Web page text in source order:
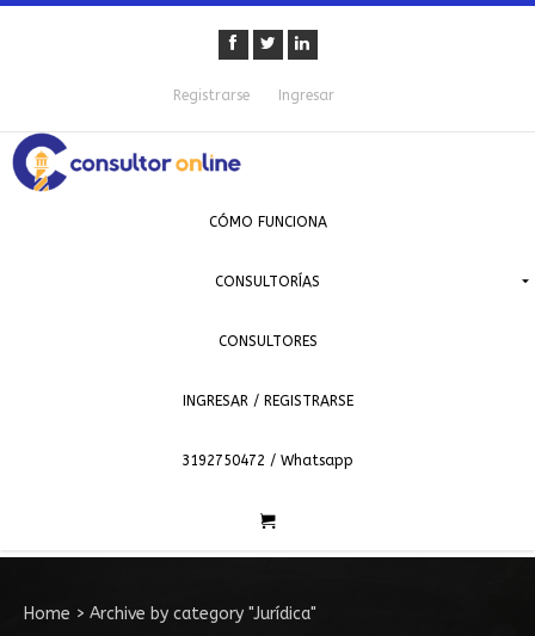
Registrarse Ingresar
CÓMO FUNCIONA
CONSULTORÍAS
CONSULTORES
INGRESAR / REGISTRARSE
3192750472 / Whatsapp
Home > Archive by category "Jurídica"